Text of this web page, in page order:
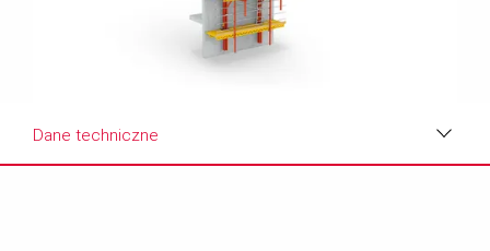
Dane techniczne